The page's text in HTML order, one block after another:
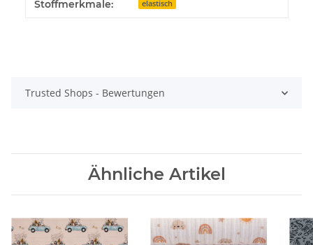
Stoffmerkmale: elastisch
Trusted Shops - Bewertungen
Ähnliche Artikel